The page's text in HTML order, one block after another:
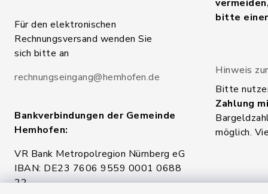
Für den elektronischen
Rechnungsversand wenden Sie
sich bitte an
rechnungseingang@hemhofen.de
Bankverbindungen der Gemeinde
Hemhofen:
VR Bank Metropolregion Nürnberg eG
IBAN: DE23 7606 9559 0001 0688
22
bitte
Hinweis
Bitte
Zahlung
möglich.